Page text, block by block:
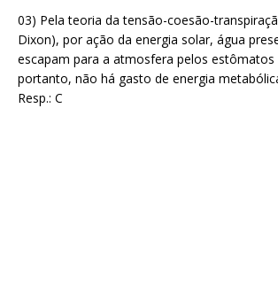
03) Pela teoria da tensão-coesão-
Dixon), por ação da energia solar, água
escapam para a atmosfera pelos estômatos
portanto, não há gasto de energia
Resp.: C